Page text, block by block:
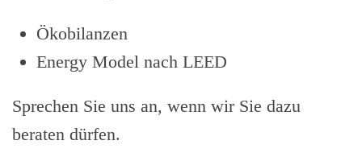
Ökobilanzen
Energy Model nach LEED
Sprechen Sie uns an, wenn wir Sie dazu
beraten dürfen.